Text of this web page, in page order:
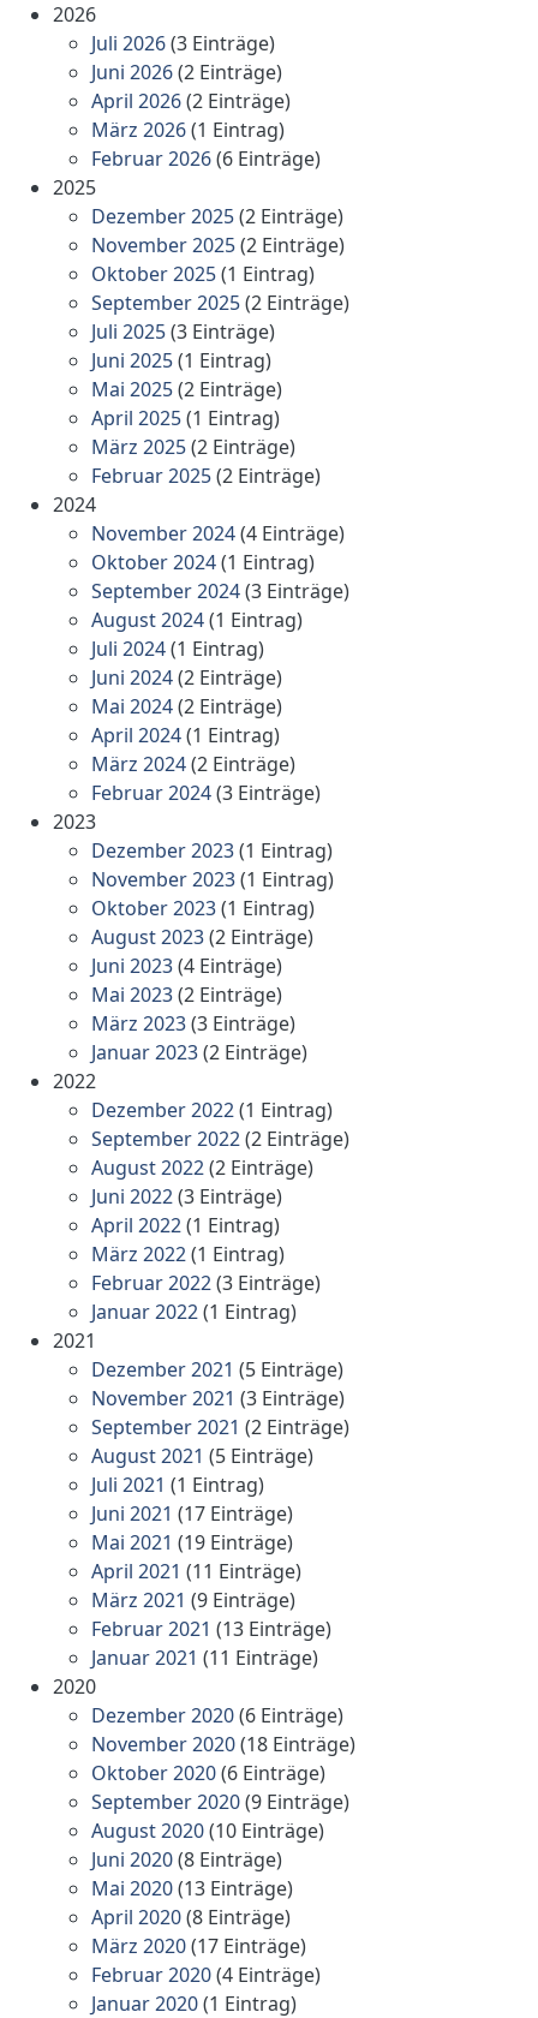
2026
Juli 2026(3 Einträge)
Juni 2026(2 Einträge)
April 2026(2 Einträge)
März 2026(1 Eintrag)
Februar 2026(6 Einträge)
2025
Dezember 2025(2 Einträge)
November 2025(2 Einträge)
Oktober 2025(1 Eintrag)
September 2025(2 Einträge)
Juli 2025(3 Einträge)
Juni 2025(1 Eintrag)
Mai 2025(2 Einträge)
April 2025(1 Eintrag)
März 2025(2 Einträge)
Februar 2025(2 Einträge)
2024
November 2024(4 Einträge)
Oktober 2024(1 Eintrag)
September 2024(3 Einträge)
August 2024(1 Eintrag)
Juli 2024(1 Eintrag)
Juni 2024(2 Einträge)
Mai 2024(2 Einträge)
April 2024(1 Eintrag)
März 2024(2 Einträge)
Februar 2024(3 Einträge)
2023
Dezember 2023(1 Eintrag)
November 2023(1 Eintrag)
Oktober 2023(1 Eintrag)
August 2023(2 Einträge)
Juni 2023(4 Einträge)
Mai 2023(2 Einträge)
März 2023(3 Einträge)
Januar 2023(2 Einträge)
2022
Dezember 2022(1 Eintrag)
September 2022(2 Einträge)
August 2022(2 Einträge)
Juni 2022(3 Einträge)
April 2022(1 Eintrag)
März 2022(1 Eintrag)
Februar 2022(3 Einträge)
Januar 2022(1 Eintrag)
2021
Dezember 2021 (5 Einträge)
November 2021 (3 Einträge)
September 2021 (2 Einträge)
August 2021 (5 Einträge)
Juli 2021 (1 Eintrag)
Juni 2021 (17 Einträge)
Mai 2021 (19 Einträge)
April 2021 (11 Einträge)
März 2021 (9 Einträge)
Februar 2021 (13 Einträge)
Januar 2021 (11 Einträge)
2020
Dezember 2020(6 Einträge)
November 2020(18 Einträge)
Oktober 2020(6 Einträge)
September 2020(9 Einträge)
August 2020(10 Einträge)
Juni 2020(8 Einträge)
Mai 2020(13 Einträge)
April 2020(8 Einträge)
März 2020(17 Einträge)
Februar 2020(4 Einträge)
Januar 2020(1 Eintrag)